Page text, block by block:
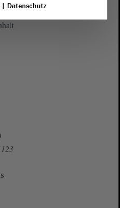
Datenschutz